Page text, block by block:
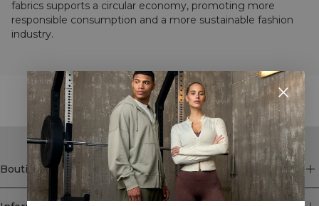
fabrics supports a circular economy, promoting more
responsible consumption and a more sustainable fashion
industry.
STYLE WITH
Boutique